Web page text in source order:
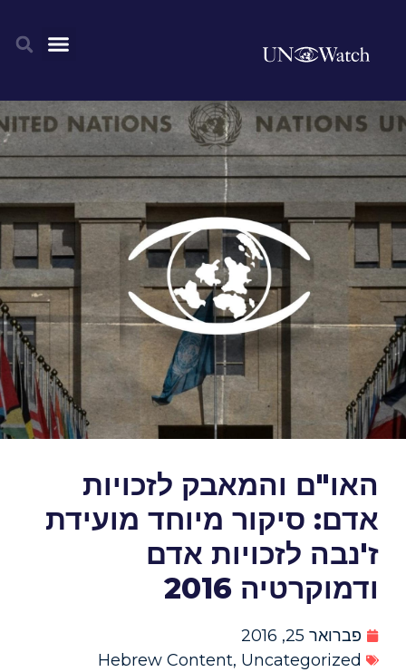
האו"ם והמאבק לזכויות
אדם: סיקור מיוחד מועידת
ז'נבה לזכויות אדם
ודמוקרטיה 2016
פברואר 25, 2016
Hebrew Content, Uncategorized